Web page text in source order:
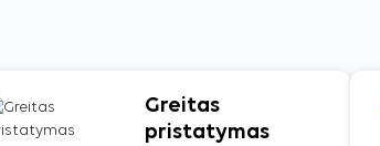
Greitas
pristatymas